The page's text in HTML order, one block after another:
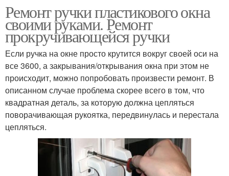
Ремонт ручки пластикового окна
своими руками. Ремонт
прокручивающейся ручки
Если ручка на окне просто крутится вокруг своей оси на
все 3600, а закрывания/открывания окна при этом не
происходит, можно попробовать произвести ремонт. В
описанном случае проблема скорее всего в том, что
квадратная деталь, за которую должна цепляться
поворачивающая рукоятка, передвинулась и перестала
цепляться.